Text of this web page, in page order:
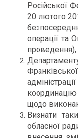
Російської
20 лютого
операції та
проведення),
координацію
щодо
Визнати
обласної